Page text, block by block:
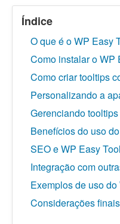
Índice
O que é o WP Easy
Como instalar o WP
Como criar tooltips
Personalizando a
Gerenciando
Benefícios do uso
SEO e WP Easy
Integração com
Exemplos de uso
Considerações finais